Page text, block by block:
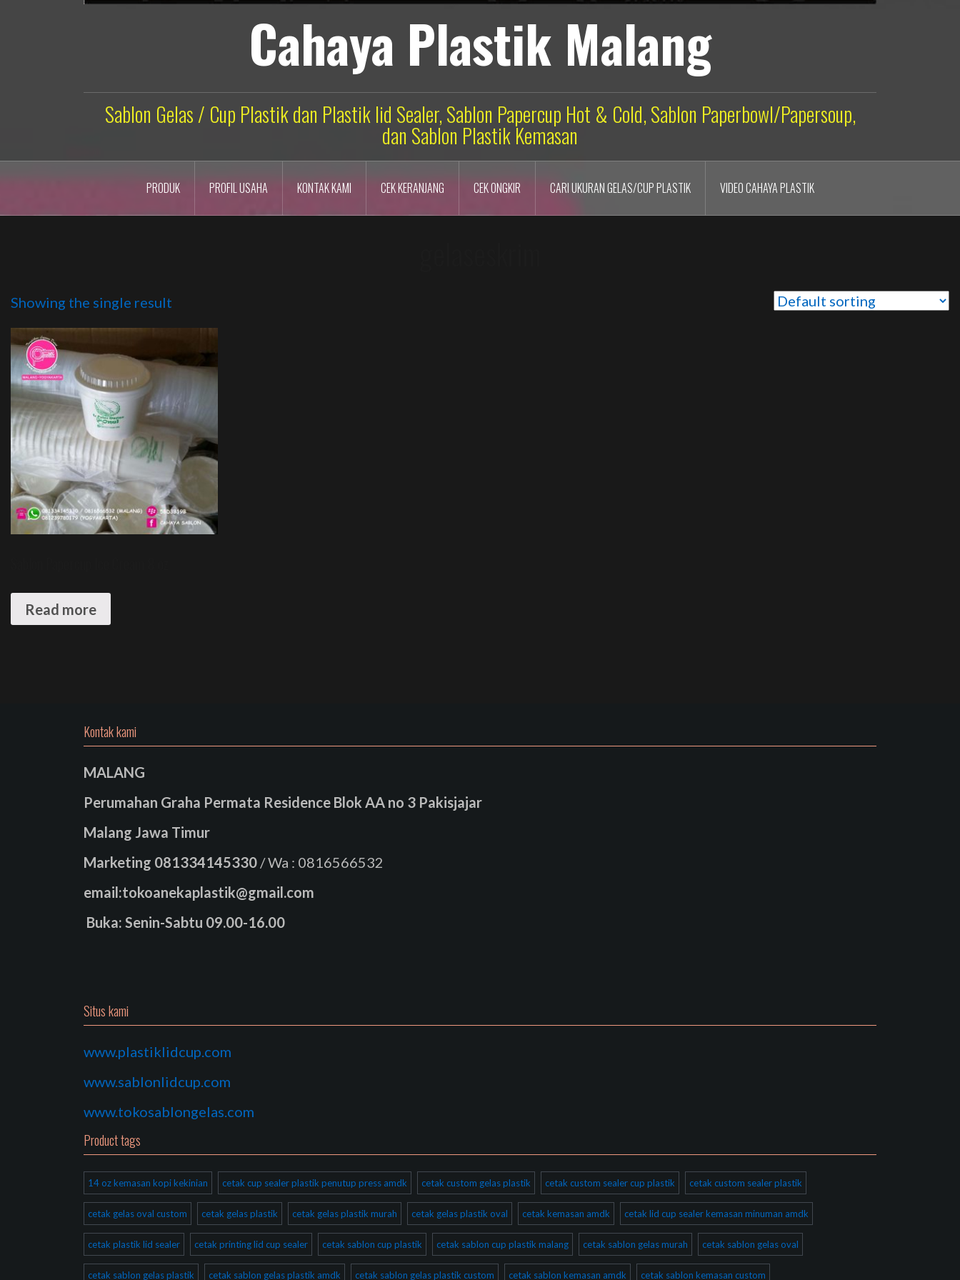
Cahaya Plastik Malang
Sablon Gelas / Cup Plastik dan Plastik lid Sealer, Sablon Papercup Hot & Cold, Sablon Paperbowl/Papersoup,
dan Sablon Plastik Kemasan
PRODUK PROFIL USAHA KONTAK KAMI CEK KERANJANG CEK ONGKIR CARI UKURAN GELAS/CUP PLASTIK VIDEO CAHAYA PLASTIK
Showing the single result
Read more
Kontak kami
MALANG
Perumahan Graha Permata Residence Blok AA no 3 Pakisjajar
Malang Jawa Timur
Marketing 081334145330 / Wa : 0816566532
email:tokoanekaplastik@gmail.com
Buka: Senin-Sabtu 09.00-16.00
Situs kami
www.plastiklidcup.com
www.sablonlidcup.com
www.tokosablongelas.com
Product tags
14 oz kemasan kopi kekinian cetak cup sealer plastik penutup press amdk cetak custom gelas plastik cetak custom sealer cup plastik cetak custom sealer plastik
cetak gelas oval custom cetak gelas plastik cetak gelas plastik murah cetak gelas plastik oval cetak kemasan amdk cetak lid cup sealer kemasan minuman amdk
cetak plastik lid sealer cetak printing lid cup sealer cetak sablon cup plastik cetak sablon cup plastik malang cetak sablon gelas murah cetak sablon gelas oval
cetak sablon gelas plastik cetak sablon gelas plastik amdk cetak sablon gelas plastik custom cetak sablon kemasan amdk cetak sablon kemasan custom